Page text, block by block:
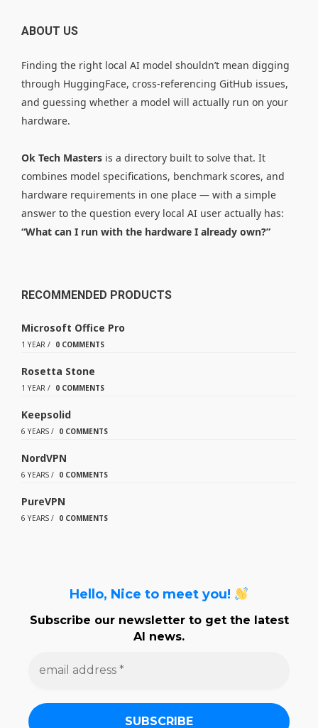
ABOUT US
Finding the right local AI model shouldn’t mean digging
through HuggingFace, cross-referencing GitHub issues,
and guessing whether a model will actually run on your
hardware.
Ok Tech Masters is a directory built to solve that. It
combines model specifications, benchmark scores, and
hardware requirements in one place — with a simple
answer to the question every local AI user actually has:
“What can I run with the hardware I already own?”
RECOMMENDED PRODUCTS
Microsoft Office Pro
1 YEAR / 0 COMMENTS
Rosetta Stone
1 YEAR / 0 COMMENTS
Keepsolid
6 YEARS / 0 COMMENTS
NordVPN
6 YEARS / 0 COMMENTS
PureVPN
6 YEARS / 0 COMMENTS
Hello, Nice to meet you!
Subscribe our newsletter to get the latest
AI news.
a